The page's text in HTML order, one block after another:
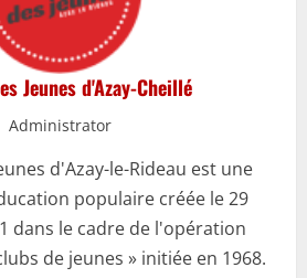
Jeunes d'Azay-Cheillé
Administrator
d'Azay-le-Rideau est une
populaire créée le 29
dans le cadre de l'opération
de jeunes » initiée en 1968.